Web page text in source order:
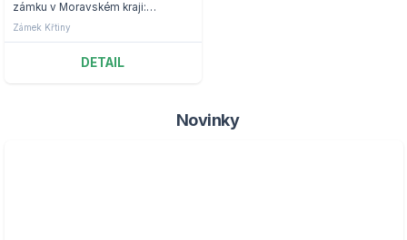
zámku v Moravském kraji:
welcome drink a vstupenka do
Arboreta se stromem přání.
Zámek Křtiny
DETAIL
Novinky